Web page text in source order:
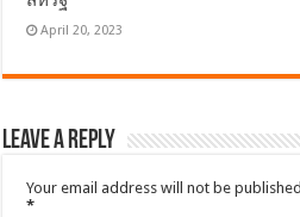
April 20, 2023
Leave a Reply
Your email address will not be
*